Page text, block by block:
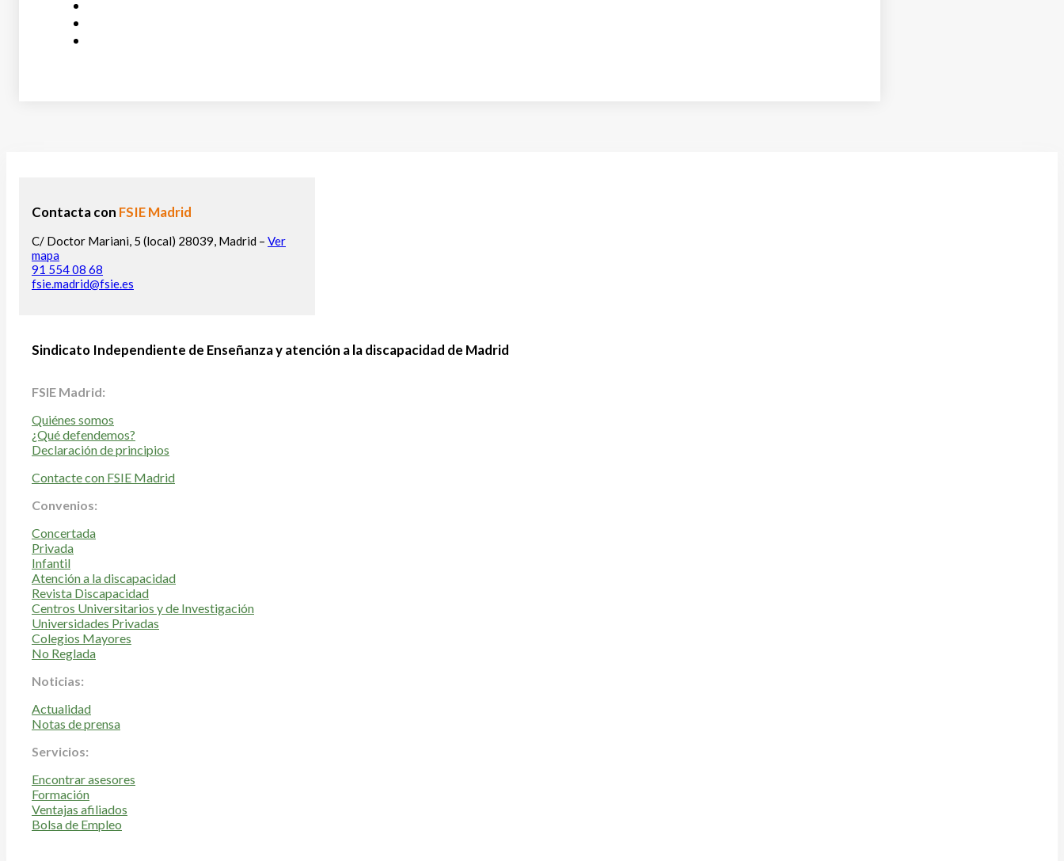
Contacta con FSIE Madrid
C/ Doctor Mariani, 5 (local) 28039, Madrid – Ver
mapa
91 554 08 68
fsie.madrid@fsie.es
Sindicato Independiente de Enseñanza y atención a la discapacidad de Madrid
FSIE Madrid:
Quiénes somos
¿Qué defendemos?
Declaración de principios
Contacte con FSIE Madrid
Convenios:
Concertada
Privada
Infantil
Atención a la discapacidad
Revista Discapacidad
Centros Universitarios y de Investigación
Universidades Privadas
Colegios Mayores
No Reglada
Noticias:
Actualidad
Notas de prensa
Servicios:
Encontrar asesores
Formación
Ventajas afiliados
Bolsa de Empleo